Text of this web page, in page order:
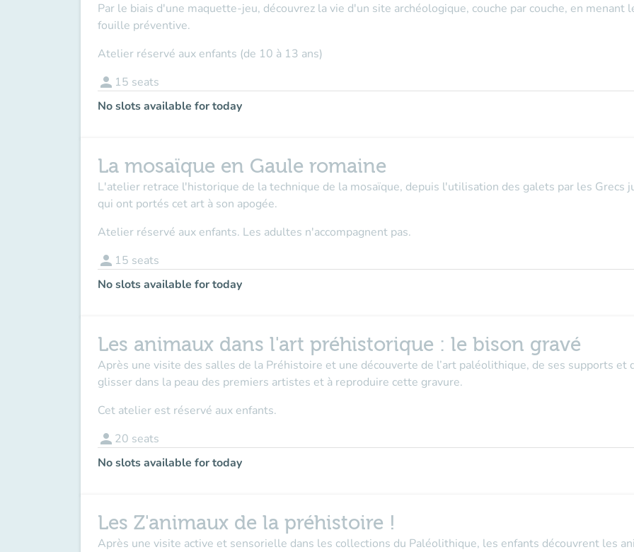
Par le biais d'une maquette-jeu, découvrez la vie d'un site archéologique, couche par couche, en
fouille préventive.
Atelier réservé aux enfants (de 10 à 13 ans)
person 15 seats
No slots available for today
La mosaïque en Gaule romaine
L'atelier retrace l'historique de la technique de la mosaïque, depuis l'utilisation des galets par les Grecs
qui ont portés cet art à son apogée.
Atelier réservé aux enfants. Les adultes n'accompagnent pas.
person 15 seats
No slots available for today
Les animaux dans l'art préhistorique : le bison gravé
Après une visite des salles de la Préhistoire et une découverte de l’art paléolithique, de ses supports et
glisser dans la peau des premiers artistes et à reproduire cette gravure.
Cet atelier est réservé aux enfants.
person 20 seats
No slots available for today
Les Z'animaux de la préhistoire !
Après une visite active et sensorielle dans les collections du Paléolithique, les enfants découvrent les